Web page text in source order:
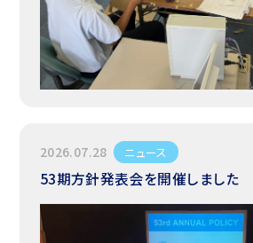
2026.07.28 ニュース
53期方針発表会を開催しました